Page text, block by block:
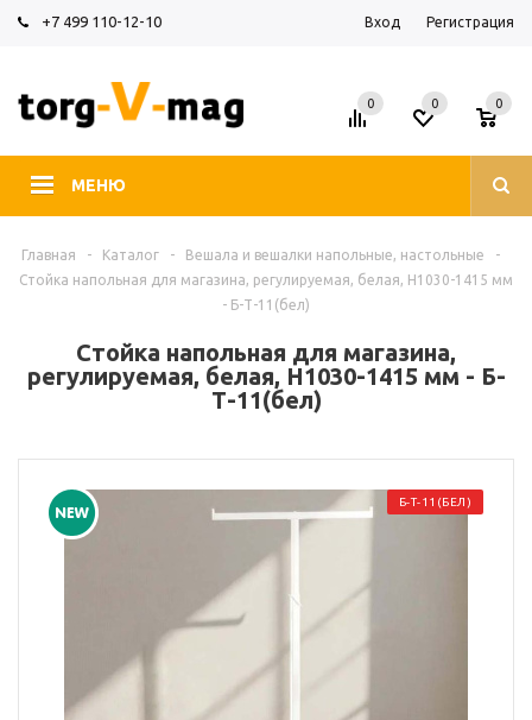
+7 499 110-12-10 Вход Регистрация
МЕНЮ
0 0
0
Главная - Каталог - Вешала и вешалки напольные, настольные
-
Стойка напольная для магазина, регулируемая, белая, H1030-1415 мм
- Б-Т-11(бел)
Стойка напольная для магазина,
регулируемая, белая, H1030-1415 мм - Б-
Т-11(бел)
Б-Т-11(БЕЛ)